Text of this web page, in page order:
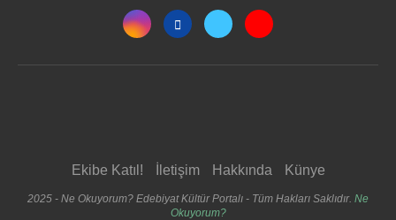
Ekibe Katıl! İletişim Hakkında Künye
2025 - Ne Okuyorum? Edebiyat Kültür Portalı - Tüm Hakları Saklıdır. Ne
Okuyorum?